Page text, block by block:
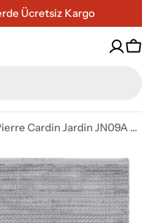
Ücretsiz Kargo
Pierre Cardin Jardin JN09A Salon Halısı